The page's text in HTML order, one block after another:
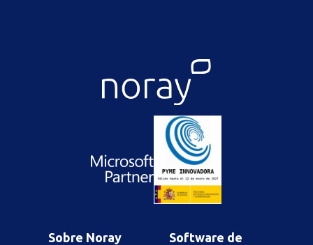
Sobre Noray
Software de